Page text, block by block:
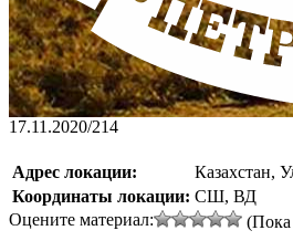
17.11.2020/214
Адрес локации:
Казахстан,
Координаты локации: СШ, ВД
Оцените материал:
(Пока